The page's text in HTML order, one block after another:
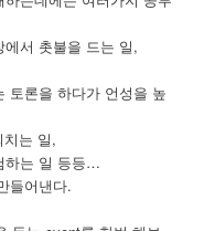
서 촛불을 드는 일,
토론을 하다가 언성을 높
는 일,
하는 일 등등…
들어낸다.